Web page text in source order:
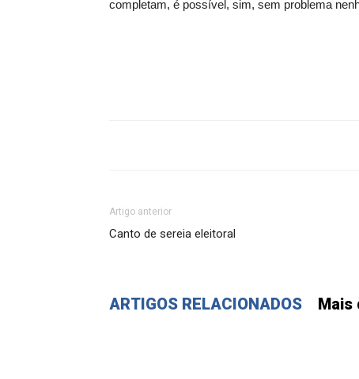
completam, é possível, sim, sem problema
Artigo anterior
Canto de sereia eleitoral
ARTIGOS RELACIONADOS Mais